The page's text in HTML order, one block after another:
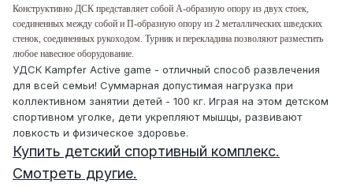
Конструктивно ДСК представляет собой А-образную опору из двух стоек,
соединенных между собой и П-образную опору из 2 металлических шведских
стенок, соединенных рукоходом. Турник и перекладина позволяют разместить
любое навесное оборудование.
УДСК Kampfer Active game - отличный способ развлечения
для всей семьи! Суммарная допустимая нагрузка при
коллективном занятии детей - 100 кг. Играя на этом детском
спортивном уголке, дети укрепляют мышцы, развивают
ловкость и физическое здоровье.
Купить детский спортивный комплекс.
Смотреть другие.